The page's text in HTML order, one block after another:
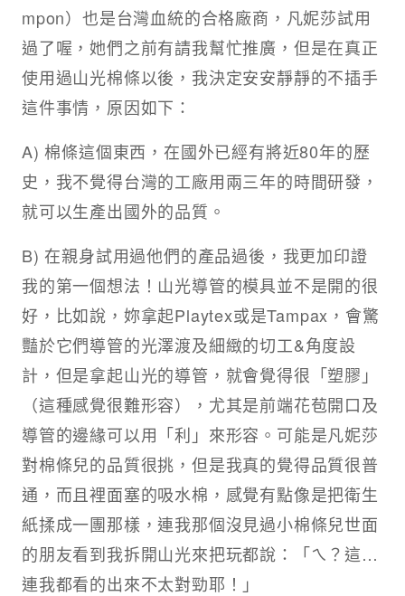
mpon）也是台灣血統的合格廠商，凡妮莎試用
過了喔，她們之前有請我幫忙推廣，但是在真正
使用過山光棉條以後，我決定安安靜靜的不插手
這件事情，原因如下：
A) 棉條這個東西，在國外已經有將近80年的歷
史，我不覺得台灣的工廠用兩三年的時間研發，
就可以生產出國外的品質。
B) 在親身試用過他們的產品過後，我更加印證
我的第一個想法！山光導管的模具並不是開的很
好，比如說，妳拿起Playtex或是Tampax，會驚
豔於它們導管的光澤渡及細緻的切工&角度設
計，但是拿起山光的導管，就會覺得很「塑膠」
（這種感覺很難形容），尤其是前端花苞開口及
導管的邊緣可以用「利」來形容。可能是凡妮莎
對棉條兒的品質很挑，但是我真的覺得品質很普
通，而且裡面塞的吸水棉，感覺有點像是把衛生
紙揉成一團那樣，連我那個沒見過小棉條兒世面
的朋友看到我拆開山光來把玩都說：「ㄟ？這…
連我都看的出來不太對勁耶！」